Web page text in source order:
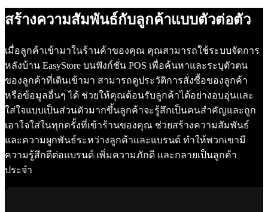
สร้างความสัมพันธ์กับลูกค้าแบบตัวต่อตัว
เมื่อลูกค้าเข้ามาในร้านค้าของคุณ คุณสามารถใช้ระบบจัดการ
หลังบ้าน EasyStore บนฟังก์ชั่น POS เพื่อค้นหาและระบุตัวตน
ของลูกค้าที่เดินเข้ามา สามารถดูประวัติการสั่งซื้อของลูกค้า
หรือข้อมูลอื่นๆ ได้ ช่วยให้คุณต้อนรับลูกค้าได้อย่างอบอุ่นและ
ใส่ใจแบบเป็นส่วนตัวมากขึ้นลูกค้าจะรู้สึกเป็นคนสำคัญและถูก
เอาใจใส่ในทุกครั้งที่เข้าร้านของคุณ ช่วยสร้างความสัมพันธ์
และความผูกพันธ์ระหว่างลูกค้าและแบรนด์ ทำให้พวกเขามี
ความรู้สึกดีต่อแบรนด์ เพิ่มความภักดี และกลายเป็นลูกค้า
ประจำ